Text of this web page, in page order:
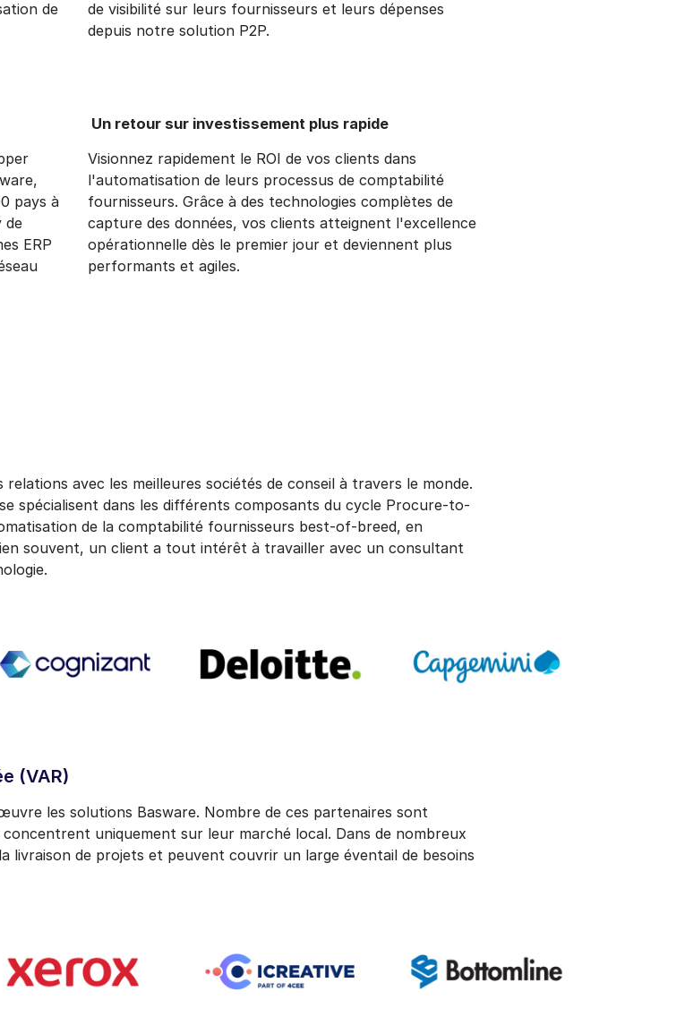
de
de visibilité sur leurs fournisseurs et leurs dépenses
depuis notre solution P2P.
pays à
de
ERP
Un retour sur investissement plus rapide
Visionnez rapidement le ROI de vos clients dans
l'automatisation de leurs processus de comptabilité
fournisseurs. Grâce à des technologies complètes de
capture des données, vos clients atteignent l'excellence
opérationnelle dès le premier jour et deviennent plus
performants et agiles.
avec les meilleures sociétés de conseil à travers le monde.
spécialisent dans les différents composants du cycle Procure-to-
de la comptabilité fournisseurs best-of-breed, en
souvent, un client a tout intérêt à travailler avec un consultant
(VAR)
les solutions Basware. Nombre de ces partenaires sont
uniquement sur leur marché local. Dans de nombreux
livraison de projets et peuvent couvrir un large éventail de besoins